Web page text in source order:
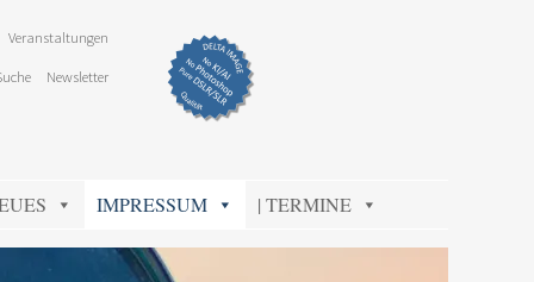
Veranstaltungen
Newsletter
IMPRESSUM | TERMINE